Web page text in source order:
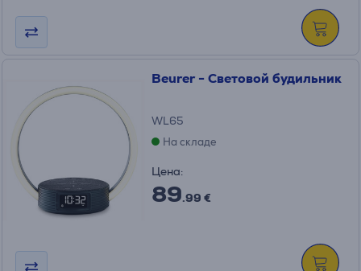
Beurer - Cветовой будильник
WL65
На складе
Цена:
89.99 €